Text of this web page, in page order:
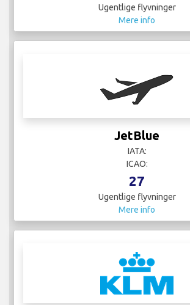
Ugentlige flyvninger
Mere info
JetBlue
IATA:
ICAO:
27
Ugentlige flyvninger
Mere info